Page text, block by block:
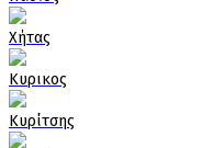
Χήτας
Κυρικος
Κυρίτσης